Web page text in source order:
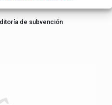
de subvención